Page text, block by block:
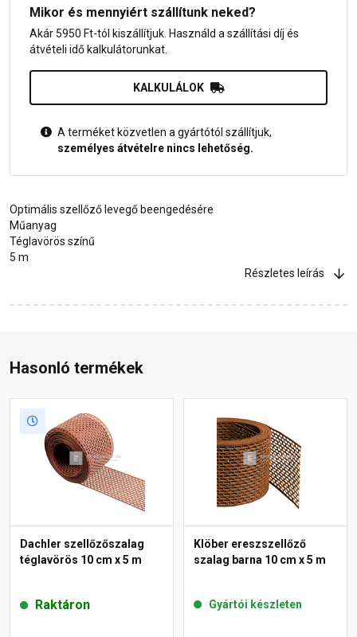
Mikor és mennyiért szállítunk neked?
Akár 5950 Ft-tól kiszállítjuk. Használd a szállítási díj és
átvételi idő kalkulátorunkat.
KALKULÁLOK
A terméket közvetlen a gyártótól szállítjuk,
személyes átvételre nincs lehetőség.
Optimális szellőző levegő beengedésére
Műanyag
Téglavörös színű
5 m
Részletes leírás
Hasonló termékek
Dachler szellőzőszalag
téglavörös 10 cm x 5 m
Raktáron
Klöber ereszszellőző
szalag barna 10 cm x 5 m
Gyártói készleten